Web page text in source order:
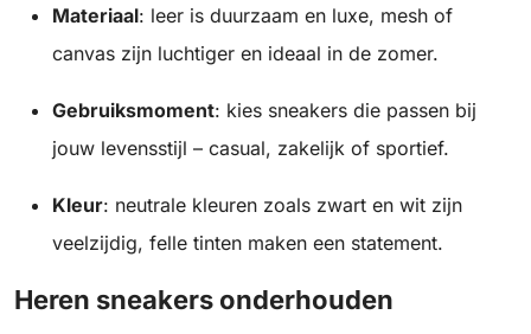
Materiaal: leer is duurzaam en luxe, mesh of
canvas zijn luchtiger en ideaal in de zomer.
Gebruiksmoment: kies sneakers die passen bij
jouw levensstijl – casual, zakelijk of sportief.
Kleur: neutrale kleuren zoals zwart en wit zijn
veelzijdig, felle tinten maken een statement.
Heren sneakers onderhouden